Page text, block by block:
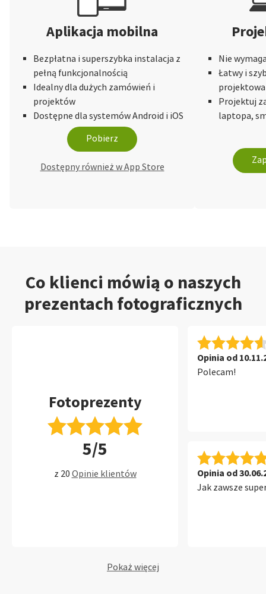
Aplikacja mobilna
Bezpłatna i superszybka instalacja z
pełną funkcjonalnością
Idealny dla dużych zamówień i
projektów
Dostępne dla systemów Android i iOS
Pobierz
Dostępny również w App Store
Nie
Łatwy i
Projektuj
laptopa,
Co klienci mówią o naszych
prezentach fotograficznych
Fotoprezenty
5/5
z 20 Opinie klientów
Opinia od
Polecam!
Opinia od
Jak zawsze
Pokaż więcej